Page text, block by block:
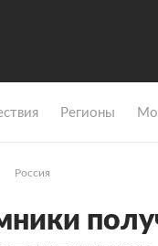
Регионы
Россия